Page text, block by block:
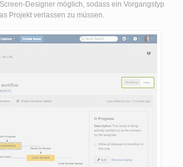
Designer möglich, sodass ein Vorgangstyp
Projekt verlassen zu müssen.